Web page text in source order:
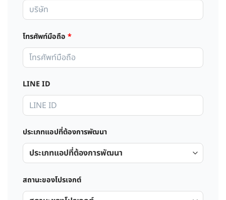
โทรศัพท์มือถือ *
LINE ID
ประเภทแอปที่ต้องการพัฒนา
สถานะของโปรเจกต์